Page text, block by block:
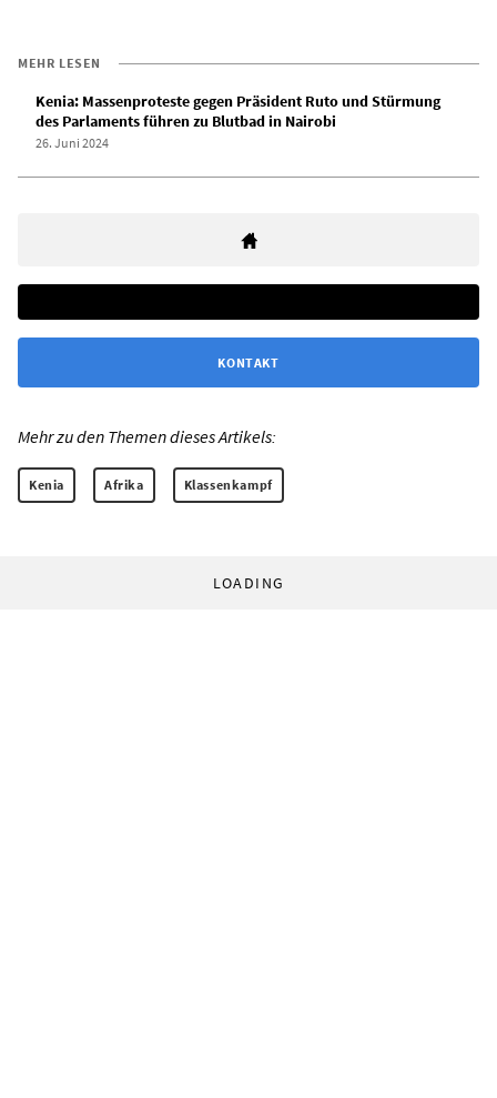
MEHR LESEN
Kenia: Massenproteste gegen Präsident Ruto und Stürmung
des Parlaments führen zu Blutbad in Nairobi
26. Juni 2024
KONTAKT
Mehr zu den Themen dieses Artikels:
Kenia Afrika Klassenkampf
LOADING